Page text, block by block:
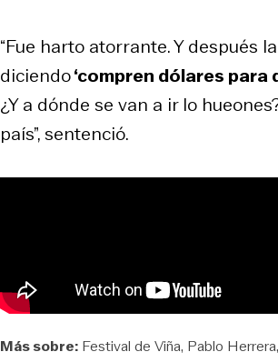
“Fue harto atorrante. Y después
diciendo‘compren dólares para
¿Y a dónde se van a ir lo
país”, sentenció.
Más sobre: Festival de Viña Pablo Herrera